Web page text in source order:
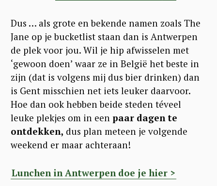
Dus … als grote en bekende namen zoals The
Jane op je bucketlist staan dan is Antwerpen
de plek voor jou. Wil je hip afwisselen met
‘gewoon doen’ waar ze in België het beste in
zijn (dat is volgens mij dus bier drinken) dan
is Gent misschien net iets leuker daarvoor.
Hoe dan ook hebben beide steden téveel
leuke plekjes om in een paar dagen te
ontdekken, dus plan meteen je volgende
weekend er maar achteraan!
Lunchen in Antwerpen doe je hier >